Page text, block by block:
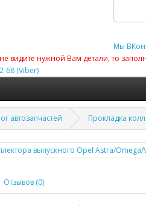
Мы
видите нужной Вам детали, то
68 (Viber)
автозапчастей Прокладка
Отзывов (0)